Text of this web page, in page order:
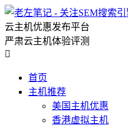
云主机优惠发布平台
严肃云主机体验评测

首页
主机推荐
美国主机优惠
香港虚拟主机